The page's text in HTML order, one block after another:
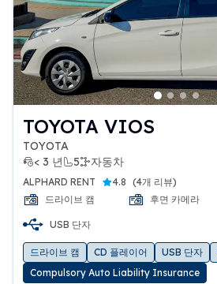
TOYOTA VIOS
TOYOTA
< 3 년
5 자동차
보험 1종 포함
ALPHARD RENT 4.8 (4개 리뷰)
드라이브 캠
후면 카메라
USB 단자
드라이브 캠 CD 플레이어 USB 단자
Compulsory Auto Liability Insurance